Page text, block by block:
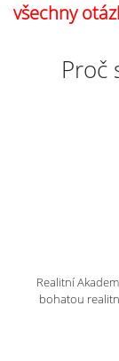
všechny
Proč
Realitní
bohatou